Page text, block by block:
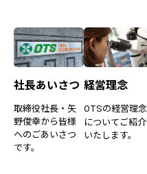
社長あいさつ
取締役社長・矢
野俊幸から皆様
へのごあいさつ
です。
経営理念
OTSの経営理念
についてご紹介
いたします。